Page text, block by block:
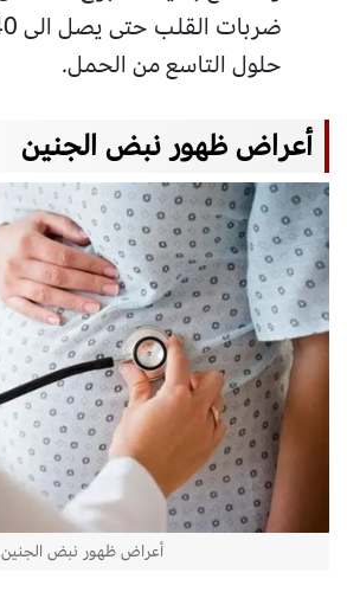
حلول التاسع من الحمل.
أعراض ظهور نبض الجنين
أعراض ظهور نبض الجنين